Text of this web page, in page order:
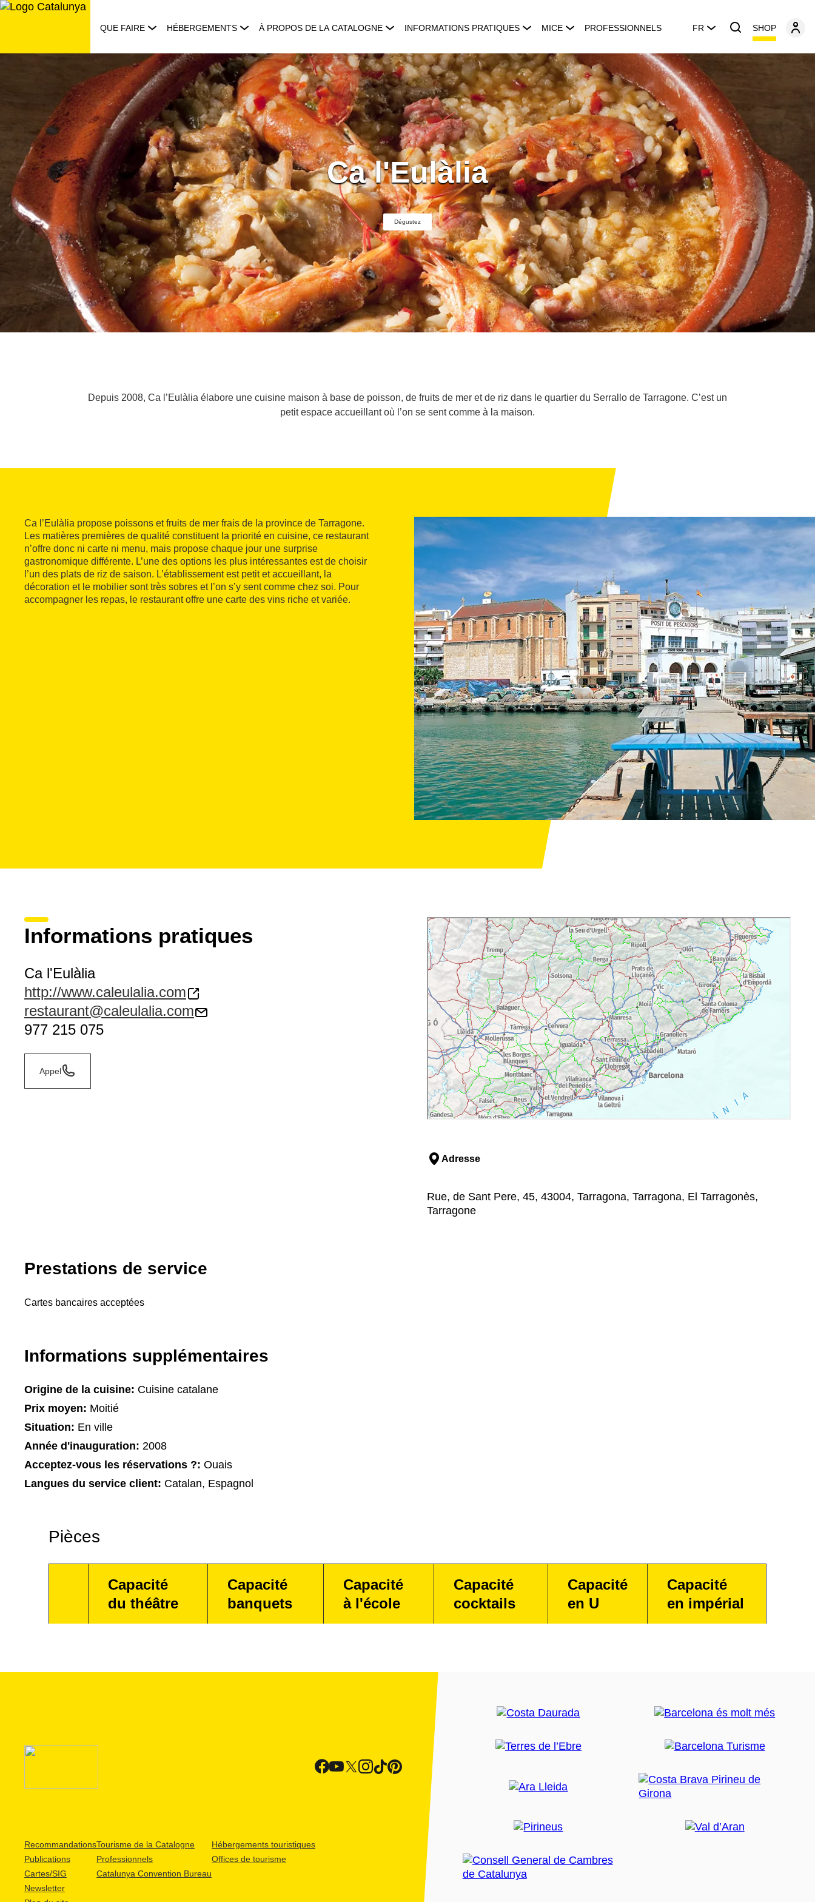
Aller
QUE FAIRE HÉBERGEMENTS À PROPOS DE LA CATALOGNE INFORMATIONS PRATIQUES MICE PROFESSIONNELS FR SHOP
Ca l'Eulàlia
Dégustez
Depuis 2008, Ca l’Eulàlia élabore une cuisine maison à base de poisson, de fruits de mer et de riz dans le quartier du Serrallo de Tarragone. C’est un
petit espace accueillant où l’on se sent comme à la maison.
Ca l’Eulàlia propose poissons et fruits de mer frais de la province de Tarragone.
Les matières premières de qualité constituent la priorité en cuisine, ce restaurant
n’offre donc ni carte ni menu, mais propose chaque jour une surprise
gastronomique différente. L’une des options les plus intéressantes est de choisir
l’un des plats de riz de saison. L’établissement est petit et accueillant, la
décoration et le mobilier sont très sobres et l’on s’y sent comme chez soi. Pour
accompagner les repas, le restaurant offre une carte des vins riche et variée.
Informations pratiques
Ca l'Eulàlia
http://www.caleulalia.com
restaurant@caleulalia.com
977 215 075
Appel
Adresse
Rue, de Sant Pere, 45, 43004, Tarragona, Tarragona, El Tarragonès,
Tarragone
Prestations de service
Cartes bancaires acceptées
Informations supplémentaires
Origine de la cuisine: Cuisine catalane
Prix moyen: Moitié
Situation: En ville
Année d'inauguration: 2008
Acceptez-vous les réservations ?: Ouais
Langues du service client: Catalan, Espagnol
Pièces
Capacité
du théâtre
Capacité
banquets
Capacité
à l'école
Capacité
cocktails
Capacité
en U
Capacité
en impérial
Recommandations
Publications
Cartes/SIG
Newsletter
Tourisme de la Catalogne
Professionnels
Catalunya Convention Bureau
Hébergements touristiques
Offices de tourisme